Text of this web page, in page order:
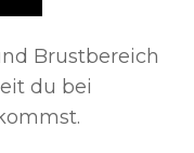
Brustbereich
du bei